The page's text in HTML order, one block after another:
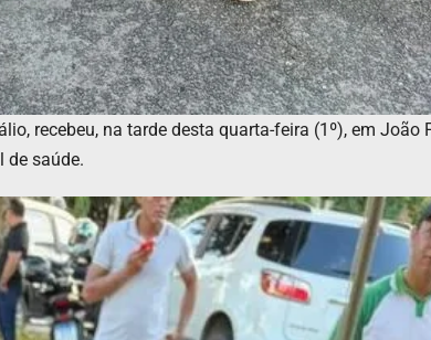
recebeu, na tarde desta quarta-feira (1º), em João
de saúde.